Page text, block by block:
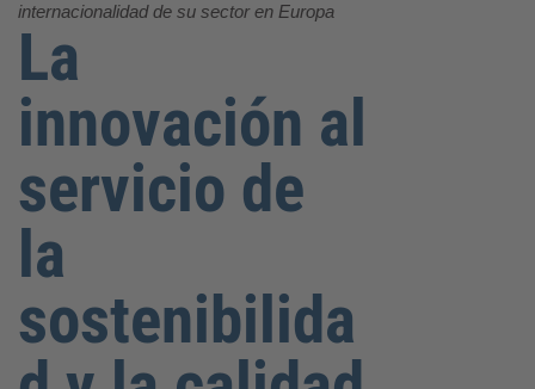
internacionalidad de su sector en Europa
La
innovación al
servicio de
la
sostenibilida